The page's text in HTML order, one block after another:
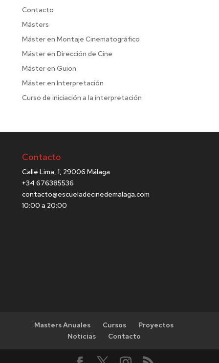
Contacto
Másters
Máster en Montaje Cinematográfico
Máster en Dirección de Cine
Máster en Guion
Máster en Interpretación
Curso de iniciación a la interpretación
Contacto
Calle Lima, 1, 29006 Málaga
+34 676385536
contacto@escueladecinedemalaga.com
10:00 a 20:00
Masters Anuales Cursos
Proyectos
Noticias
Contacto